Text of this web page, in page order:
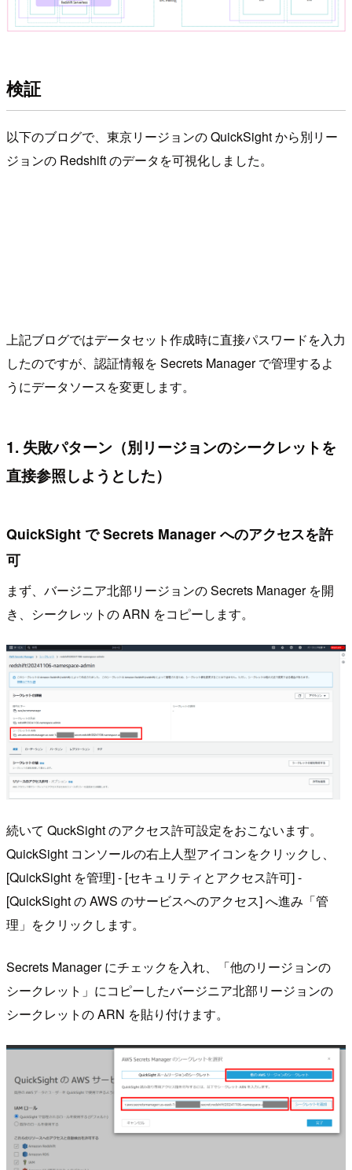
検証
以下のブログで、東京リージョンの QuickSight から別リー
ジョンの Redshift のデータを可視化しました。
上記ブログではデータセット作成時に直接パスワードを入力
したのですが、認証情報を Secrets Manager で管理するよ
うにデータソースを変更します。
1. 失敗パターン（別リージョンのシークレットを
直接参照しようとした）
QuickSight で Secrets Manager へのアクセスを許
可
まず、バージニア北部リージョンの Secrets Manager を開
き、シークレットの ARN をコピーします。
続いて QuckSight のアクセス許可設定をおこないます。
QuickSight コンソールの右上人型アイコンをクリックし、
[QuickSight を管理] - [セキュリティとアクセス許可] -
[QuickSight の AWS のサービスへのアクセス] へ進み「管
理」をクリックします。
Secrets Manager にチェックを入れ、「他のリージョンの
シークレット」にコピーしたバージニア北部リージョンの
シークレットの ARN を貼り付けます。